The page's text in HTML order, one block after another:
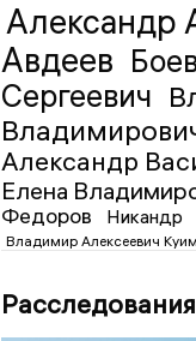
Александр
Авдеев
Сергеевич
Александр
Елена
Федоров
Никандр
Владимир Алексеевич
Расследования